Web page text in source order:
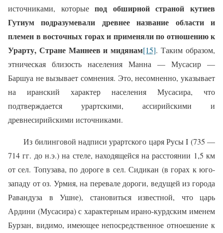
источниками, которыепод обширной страной кутиев
Гутиум подразумевали древнее название области и
племен в восточных горах и применяли по отношению к
Урарту, Стране Маннеев и мидянам[15]. Таким образом,
этническая близость населения Манна — Мусасир —
Баршуа не вызывает сомнения. Это, несомненно, указывает
на иранский характер населения Мусасира, что
подтверждается урартскими, ассирийскими и
древнесирийскими источниками.
Из билинговой надписи урартского царя Русы I (735 —
714 гг. до н.э.) на стеле, находящейся на расстоянии 1,5 км
от сел. Топузава, по дороге в сел. Сидикан (в горах к юго-
западу от оз. Урмия, на перевале дороги, ведущей из города
Равандуза в Ушне), становиться известной, что царь
Ардини (Мусасира) с характерным ирано-курдским именем
Бурзан, видимо, имеющее непосредственное отноешение к